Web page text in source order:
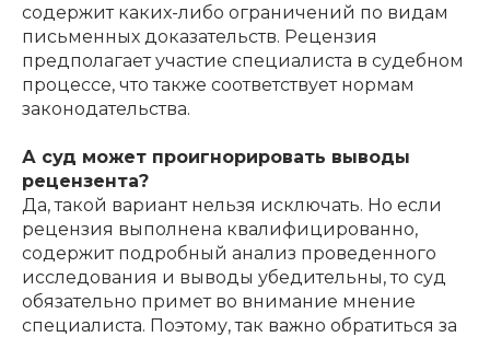
содержит каких-либо ограничений по видам
письменных доказательств. Рецензия
предполагает участие специалиста в судебном
процессе, что также соответствует нормам
законодательства.
А суд может проигнорировать выводы
рецензента?
Да, такой вариант нельзя исключать. Но если
рецензия выполнена квалифицированно,
содержит подробный анализ проведенного
исследования и выводы убедительны, то суд
обязательно примет во внимание мнение
специалиста. Поэтому, так важно обратиться за